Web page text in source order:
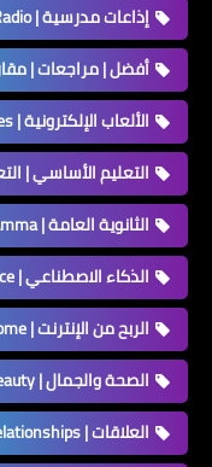
إذاعات مدرسية | School Radio
أفضل | مراجعات |
الألعاب الإلكترونية | Video Games
التعليم الأساسي |
الثانوية العامة | Thanaweya Amma
الذكاء الاصطناعي | Artificial Intelligence
الربح من الإنترنت | Online Income
الصحة والجمال | Health & Beauty
العلاقات | Relationships